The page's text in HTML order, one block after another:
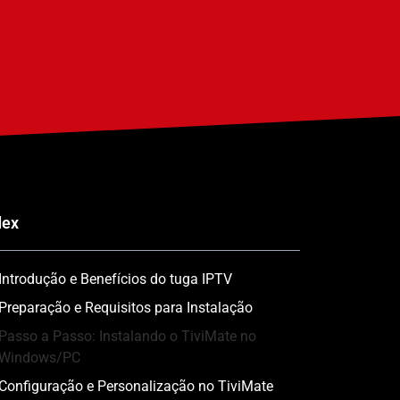
e Benefícios do tuga IPTV
e Requisitos para Instalação
a Passo: Instalando o TiviMate no
PC
e Personalização no TiviMate